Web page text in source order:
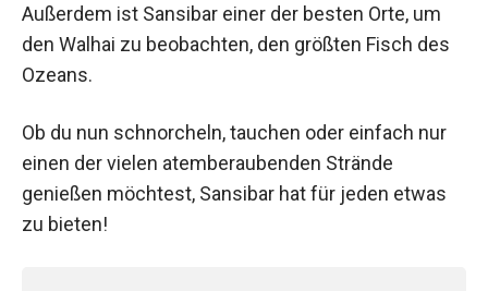
Außerdem ist Sansibar einer der besten Orte, um
den Walhai zu beobachten, den größten Fisch des
Ozeans.
Ob du nun schnorcheln, tauchen oder einfach nur
einen der vielen atemberaubenden Strände
genießen möchtest, Sansibar hat für jeden etwas
zu bieten!